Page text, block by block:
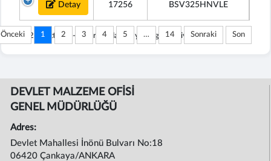
Detay 17256 BSV325HNVLE
412 kayıttan 1 - 30 arasındaki kayıtlar gösteriliyor
Önceki 1 2 3 4 5 … 14 Sonraki Son
DEVLET MALZEME OFİSİ
GENEL MÜDÜRLÜĞÜ
Adres:
Devlet Mahallesi İnönü Bulvarı No:18
06420 Çankaya/ANKARA